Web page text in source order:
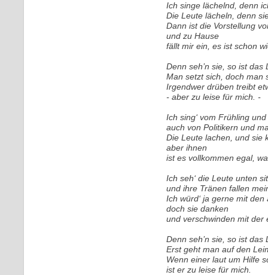
Ich singe lächelnd, denn
Die Leute lächeln, denn
Dann ist die Vorstellung
und zu Hause
fällt mir ein, es ist schon
Denn seh’n sie, so ist das
Man setzt sich, doch man
Irgendwer drüben treibt
- aber zu leise für mich. -
Ich sing‘ vom Frühling
auch von Politikern und
Die Leute lachen, und sie
aber ihnen
ist es vollkommen egal,
Ich seh‘ die Leute unten
und ihre Tränen fallen
Ich würd‘ ja gerne mit
doch sie danken
und verschwinden mit der
Denn seh’n sie, so ist das
Erst geht man auf den
Wenn einer laut um Hilfe
ist er zu leise für mich.